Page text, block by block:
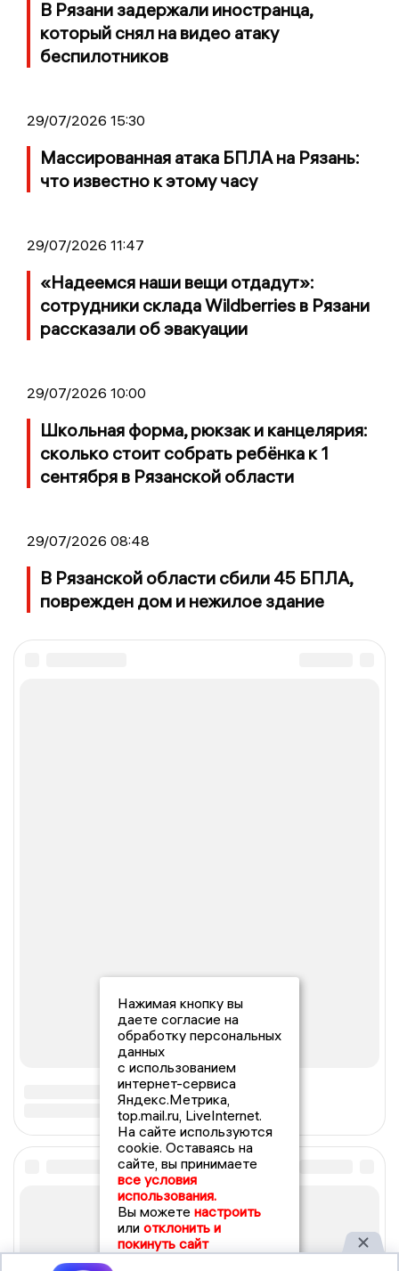
В Рязани задержали иностранца,
который снял на видео атаку
беспилотников
29/07/2026 15:30
Массированная атака БПЛА на Рязань:
что известно к этому часу
29/07/2026 11:47
«Надеемся наши вещи отдадут»:
сотрудники склада Wildberries в Рязани
рассказали об эвакуации
29/07/2026 10:00
Школьная форма, рюкзак и канцелярия:
сколько стоит собрать ребёнка к 1
сентября в Рязанской области
29/07/2026 08:48
В Рязанской области сбили 45 БПЛА,
поврежден дом и нежилое здание
Нажимая кнопку вы
даете согласие на
обработку персональных
данных
с использованием
интернет-сервиса
Яндекс.Метрика,
top.mail.ru, LiveInternet.
На сайте используются
cookie. Оставаясь на
сайте, вы принимаете
все условия
использования.
Вы можете настроить
или отклонить и
покинуть сайт